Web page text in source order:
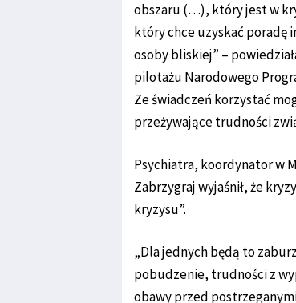
obszaru (…), który jest w
który chce uzyskać poradę
osoby bliskiej” –
pilotażu Narodowego
Ze świadczeń korzystać
przeżywające trudności
Psychiatra, koordynator w
Zabrzygraj wyjaśnił, że
kryzysu”.
„Dla jednych będą to
pobudzenie, trudności z
obawy przed